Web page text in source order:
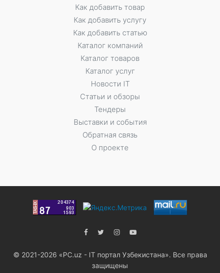
Как добавить товар
Как добавить услугу
Как добавить статью
Каталог компаний
Каталог товаров
Каталог услуг
Новости IT
Статьи и обзоры
Тендеры
Выставки и события
Обратная связь
О проекте
© 2021-2026 «PC.uz - IT портал Узбекистана». Все права
защищены